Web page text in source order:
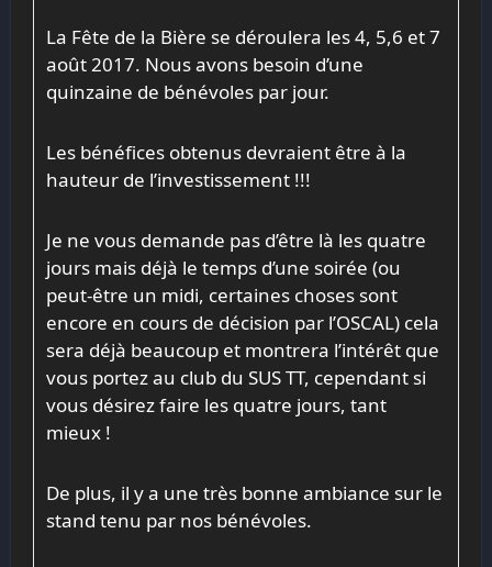
La Fête de la Bière se déroulera les 4, 5,6 et 7
août 2017. Nous avons besoin d’une
quinzaine de bénévoles par jour.
Les bénéfices obtenus devraient être à la
hauteur de l’investissement !!!
Je ne vous demande pas d’être là les quatre
jours mais déjà le temps d’une soirée (ou
peut-être un midi, certaines choses sont
encore en cours de décision par l’OSCAL) cela
sera déjà beaucoup et montrera l’intérêt que
vous portez au club du SUS TT, cependant si
vous désirez faire les quatre jours, tant
mieux !
De plus, il y a une très bonne ambiance sur le
stand tenu par nos bénévoles.